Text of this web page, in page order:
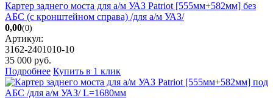
Картер заднего моста для а/м УАЗ Patriot [555мм+582мм] без
АБС (с кронштейном справа) /для а/м УАЗ/
0,00(0)
Артикул:
3162-2401010-10
35 000 руб.
Подробнее Купить в 1 клик